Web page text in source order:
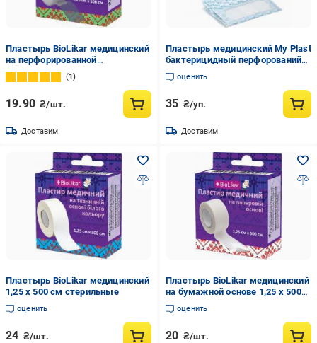
Пластырь BioLikar медицинский
на перфорированной
полимерной основе 1,25 х 500 см
стерильные
1
19.90 ₴/шт.
Доставим
Пластырь медицинский My Plast
бактерицидный перфорований
25 мм х 72 мм стерильные 20
шт.
оценить
35 ₴/уп.
Доставим
Пластырь BioLikar медицинский
1,25 х 500 см стерильные
оценить
24 ₴/шт.
Пластырь BioLikar медицинский
на бумажной основе 1,25 х 500
см стерильные
оценить
20 ₴/шт.